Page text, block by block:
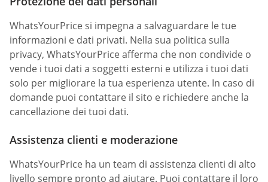
WhatsYourPrice si impegna a salvaguardare le tue
informazioni e dati privati. Nella sua politica sulla
privacy, WhatsYourPrice afferma che non condivide o
vende i tuoi dati a soggetti esterni e utilizza i tuoi dati
solo per migliorare la tua esperienza utente. In caso di
domande puoi contattare il sito e richiedere anche la
cancellazione dei tuoi dati.
Assistenza clienti e moderazione
WhatsYourPrice ha un team di assistenza clienti di alto
livello sempre pronto ad aiutare. Puoi contattare il loro